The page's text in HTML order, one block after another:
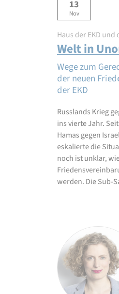
13
Nov
Haus der EKD und
Welt in
Wege zum
der neuen
der EKD
Russlands Krieg
ins vierte Jahr.
Hamas gegen
eskalierte die
noch ist unklar,
werden. Die Sub-